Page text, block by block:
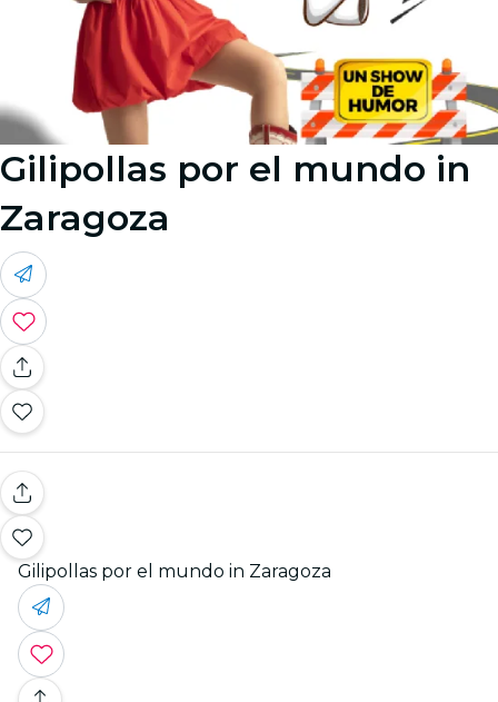
Gilipollas por el mundo in
Zaragoza
Gilipollas por el mundo in Zaragoza